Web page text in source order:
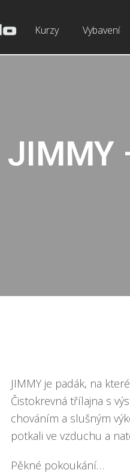
Kurzy Vybavení
JIMMY
JIMMY je padák, na
Čistokrevná třílajna s
chováním a slušným
potkali ve vzduchu a
Pěkné pokoukání…